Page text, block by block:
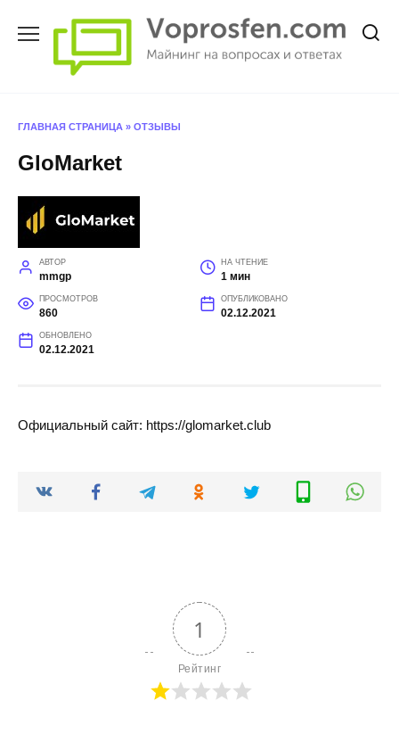
ГЛАВНАЯ СТРАНИЦА » ОТЗЫВЫ
GloMarket
АВТОР
mmgp
НА ЧТЕНИЕ
1 мин
ПРОСМОТРОВ
860
ОПУБЛИКОВАНО
02.12.2021
ОБНОВЛЕНО
02.12.2021
Официальный сайт: https://glomarket.club
1
Рейтинг